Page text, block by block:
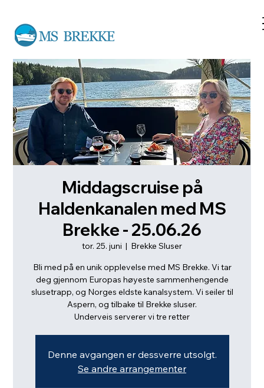
Middagscruise på
Haldenkanalen med MS
Brekke - 25.06.26
tor. 25. juni
  |
Brekke Sluser
Bli med på en unik opplevelse med MS Brekke. Vi tar
deg gjennom Europas høyeste sammenhengende
slusetrapp, og Norges eldste kanalsystem. Vi seiler til
Aspern, og tilbake til Brekke sluser.
Underveis serverer vi tre retter
Denne avgangen er dessverre utsolgt.
Se andre arrangementer